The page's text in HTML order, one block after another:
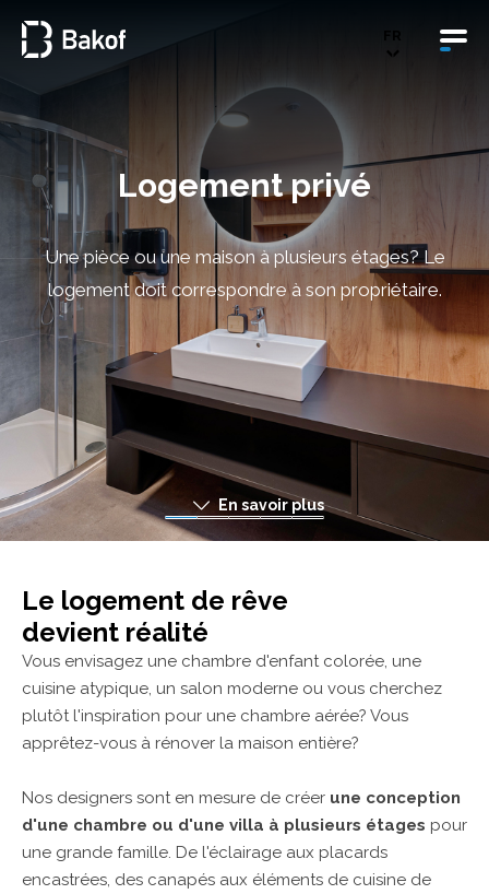
Logement privé
Une pièce ou une maison à plusieurs étages? Le
logement doit correspondre à son propriétaire.
En savoir plus
Le logement de rêve
devient réalité
Vous envisagez une chambre d'enfant colorée, une
cuisine atypique, un salon moderne ou vous cherchez
plutôt l'inspiration pour une chambre aérée? Vous
apprêtez-vous à rénover la maison entière?
Nos designers sont en mesure de créer une conception
d'une chambre ou d'une villa à plusieurs étages pour
une grande famille. De l'éclairage aux placards
encastrées, des canapés aux éléments de cuisine de